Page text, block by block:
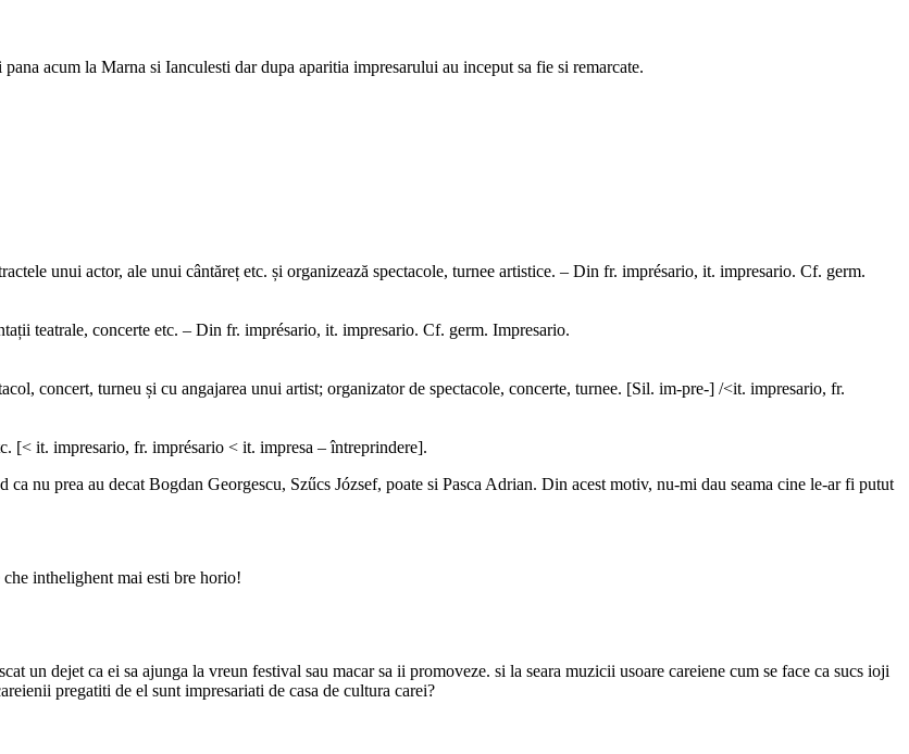
acum la Marna si Ianculesti dar dupa aparitia impresarului au inceput sa fie si remarcate.
unui actor, ale unui cântăreț etc. și organizează spectacole, turnee artistice. – Din fr. imprésario, it. impresario. Cf. germ.
teatrale, concerte etc. – Din fr. imprésario, it. impresario. Cf. germ. Impresario.
concert, turneu și cu angajarea unui artist; organizator de spectacole, concerte, turnee. [Sil. im-pre-] /<it. impresario, fr.
[< it. impresario, fr. imprésario < it. impresa – întreprindere].
nu prea au decat Bogdan Georgescu, Szűcs József, poate si Pasca Adrian. Din acest motiv, nu-mi dau seama cine le-ar fi putut
inthelighent mai esti bre horio!
un dejet ca ei sa ajunga la vreun festival sau macar sa ii promoveze. si la seara muzicii usoare careiene cum se face ca sucs ioji
pregatiti de el sunt impresariati de casa de cultura carei?